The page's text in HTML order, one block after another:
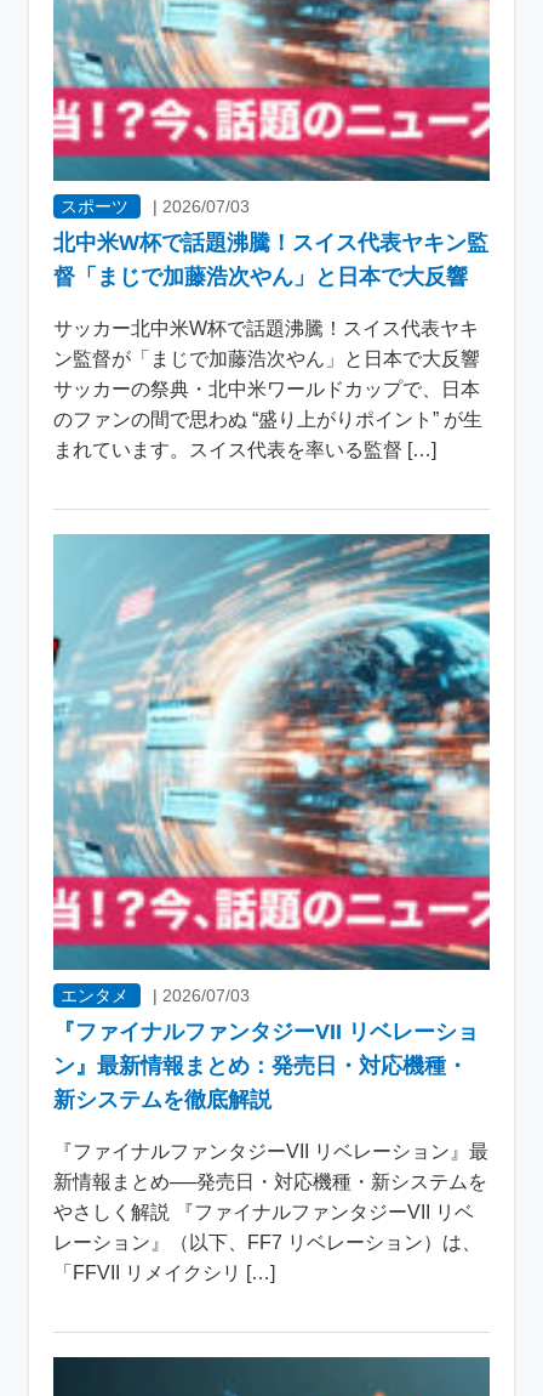
スポーツ | 2026/07/03
北中米W杯で話題沸騰！スイス代表ヤキン監
督「まじで加藤浩次やん」と日本で大反響
サッカー北中米W杯で話題沸騰！スイス代表ヤキ
ン監督が「まじで加藤浩次やん」と日本で大反響
サッカーの祭典・北中米ワールドカップで、日本
のファンの間で思わぬ “盛り上がりポイント” が生
まれています。スイス代表を率いる監督 […]
エンタメ |2026/07/03
『ファイナルファンタジーVII リベレーショ
ン』最新情報まとめ：発売日・対応機種・
新システムを徹底解説
『ファイナルファンタジーVII リベレーション』最
新情報まとめ──発売日・対応機種・新システムを
やさしく解説 『ファイナルファンタジーVII リベ
レーション』（以下、FF7 リベレーション）は、
「FFVII リメイクシリ […]